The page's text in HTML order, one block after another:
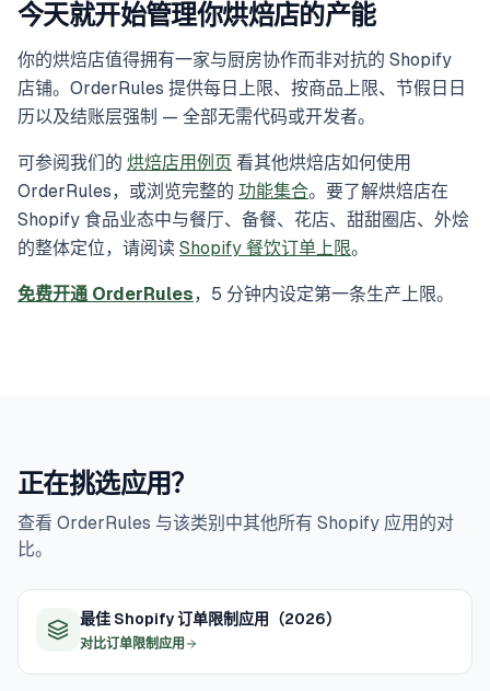
今天就开始管理你烘焙店的产能
你的烘焙店值得拥有一家与厨房协作而非对抗的 Shopify
店铺。OrderRules 提供每日上限、按商品上限、节假日日
历以及结账层强制 — 全部无需代码或开发者。
可参阅我们的 烘焙店用例页 看其他烘焙店如何使用
OrderRules，或浏览完整的 功能集合。要了解烘焙店在
Shopify 食品业态中与餐厅、备餐、花店、甜甜圈店、外烩
的整体定位，请阅读 Shopify 餐饮订单上限。
免费开通 OrderRules，5 分钟内设定第一条生产上限。
正在挑选应用？
查看 OrderRules 与该类别中其他所有 Shopify 应用的对
比。
最佳 Shopify 订单限制应用（2026）
对比订单限制应用